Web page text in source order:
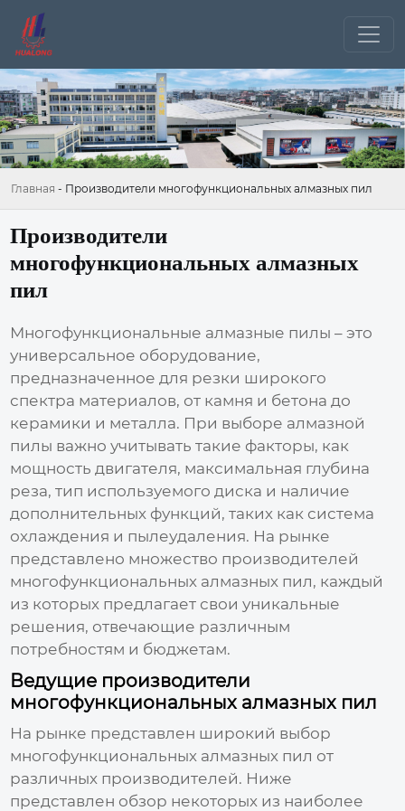
Главная - Производители многофункциональных алмазных пил
Производители
многофункциональных алмазных
пил
Многофункциональные алмазные пилы – это
универсальное оборудование,
предназначенное для резки широкого
спектра материалов, от камня и бетона до
керамики и металла. При выборе алмазной
пилы важно учитывать такие факторы, как
мощность двигателя, максимальная глубина
реза, тип используемого диска и наличие
дополнительных функций, таких как система
охлаждения и пылеудаления. На рынке
представлено множество производителей
многофункциональных алмазных пил, каждый
из которых предлагает свои уникальные
решения, отвечающие различным
потребностям и бюджетам.
Ведущие производители
многофункциональных алмазных пил
На рынке представлен широкий выбор
многофункциональных алмазных пил от
различных производителей. Ниже
представлен обзор некоторых из наиболее